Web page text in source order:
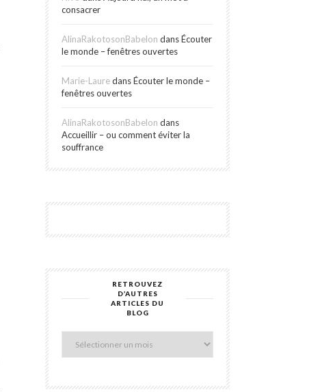
consacrer
AlinaRakotosonBabelon dansÉcouter
le monde – fenêtres ouvertes
Marie-LauredansÉcouter le monde –
fenêtres ouvertes
AlinaRakotosonBabelon dans
Accueillir – ou comment éviter la
souffrance
RETROUVEZ
D’AUTRES
ARTICLES DU
BLOG
Retrouvez
d’autres
articles
blog